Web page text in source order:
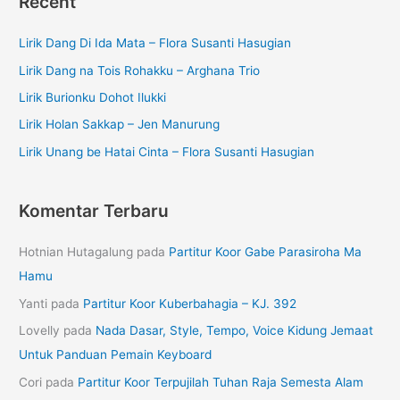
Lirik Dang Di Ida Mata – Flora Susanti Hasugian
Lirik Dang na Tois Rohakku – Arghana Trio
Lirik Burionku Dohot Ilukki
Lirik Holan Sakkap – Jen Manurung
Lirik Unang be Hatai Cinta – Flora Susanti Hasugian
Komentar Terbaru
Hotnian Hutagalung pada Partitur Koor Gabe Parasiroha Ma
Hamu
Yanti pada Partitur Koor Kuberbahagia – KJ. 392
Lovelly pada Nada Dasar, Style, Tempo, Voice Kidung Jemaat
Untuk Panduan Pemain Keyboard
Cori pada Partitur Koor Terpujilah Tuhan Raja Semesta Alam